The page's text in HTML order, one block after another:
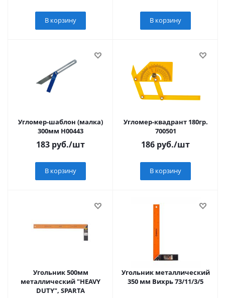
В корзину В корзину
Угломер-шаблон (малка)
300мм Н00443
183 руб./шт
В корзину
Угломер-квадрант 180гр.
700501
186 руб./шт
В корзину
Угольник 500мм
металлический "HEAVY
DUTY", SPARTA
Угольник металлический
350 мм Вихрь 73/11/3/5